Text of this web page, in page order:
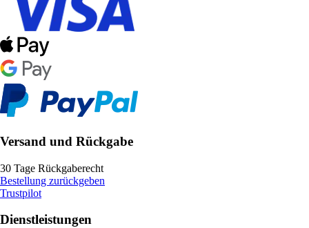
Versand und Rückgabe
30 Tage Rückgaberecht
Bestellung zurückgeben
Trustpilot
Dienstleistungen